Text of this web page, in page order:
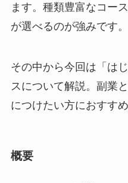
ます。種類豊富なコー
が選べるのが強みです。
その中から今回は「は
スについて解説。副業
につけたい方におすすめ
概要